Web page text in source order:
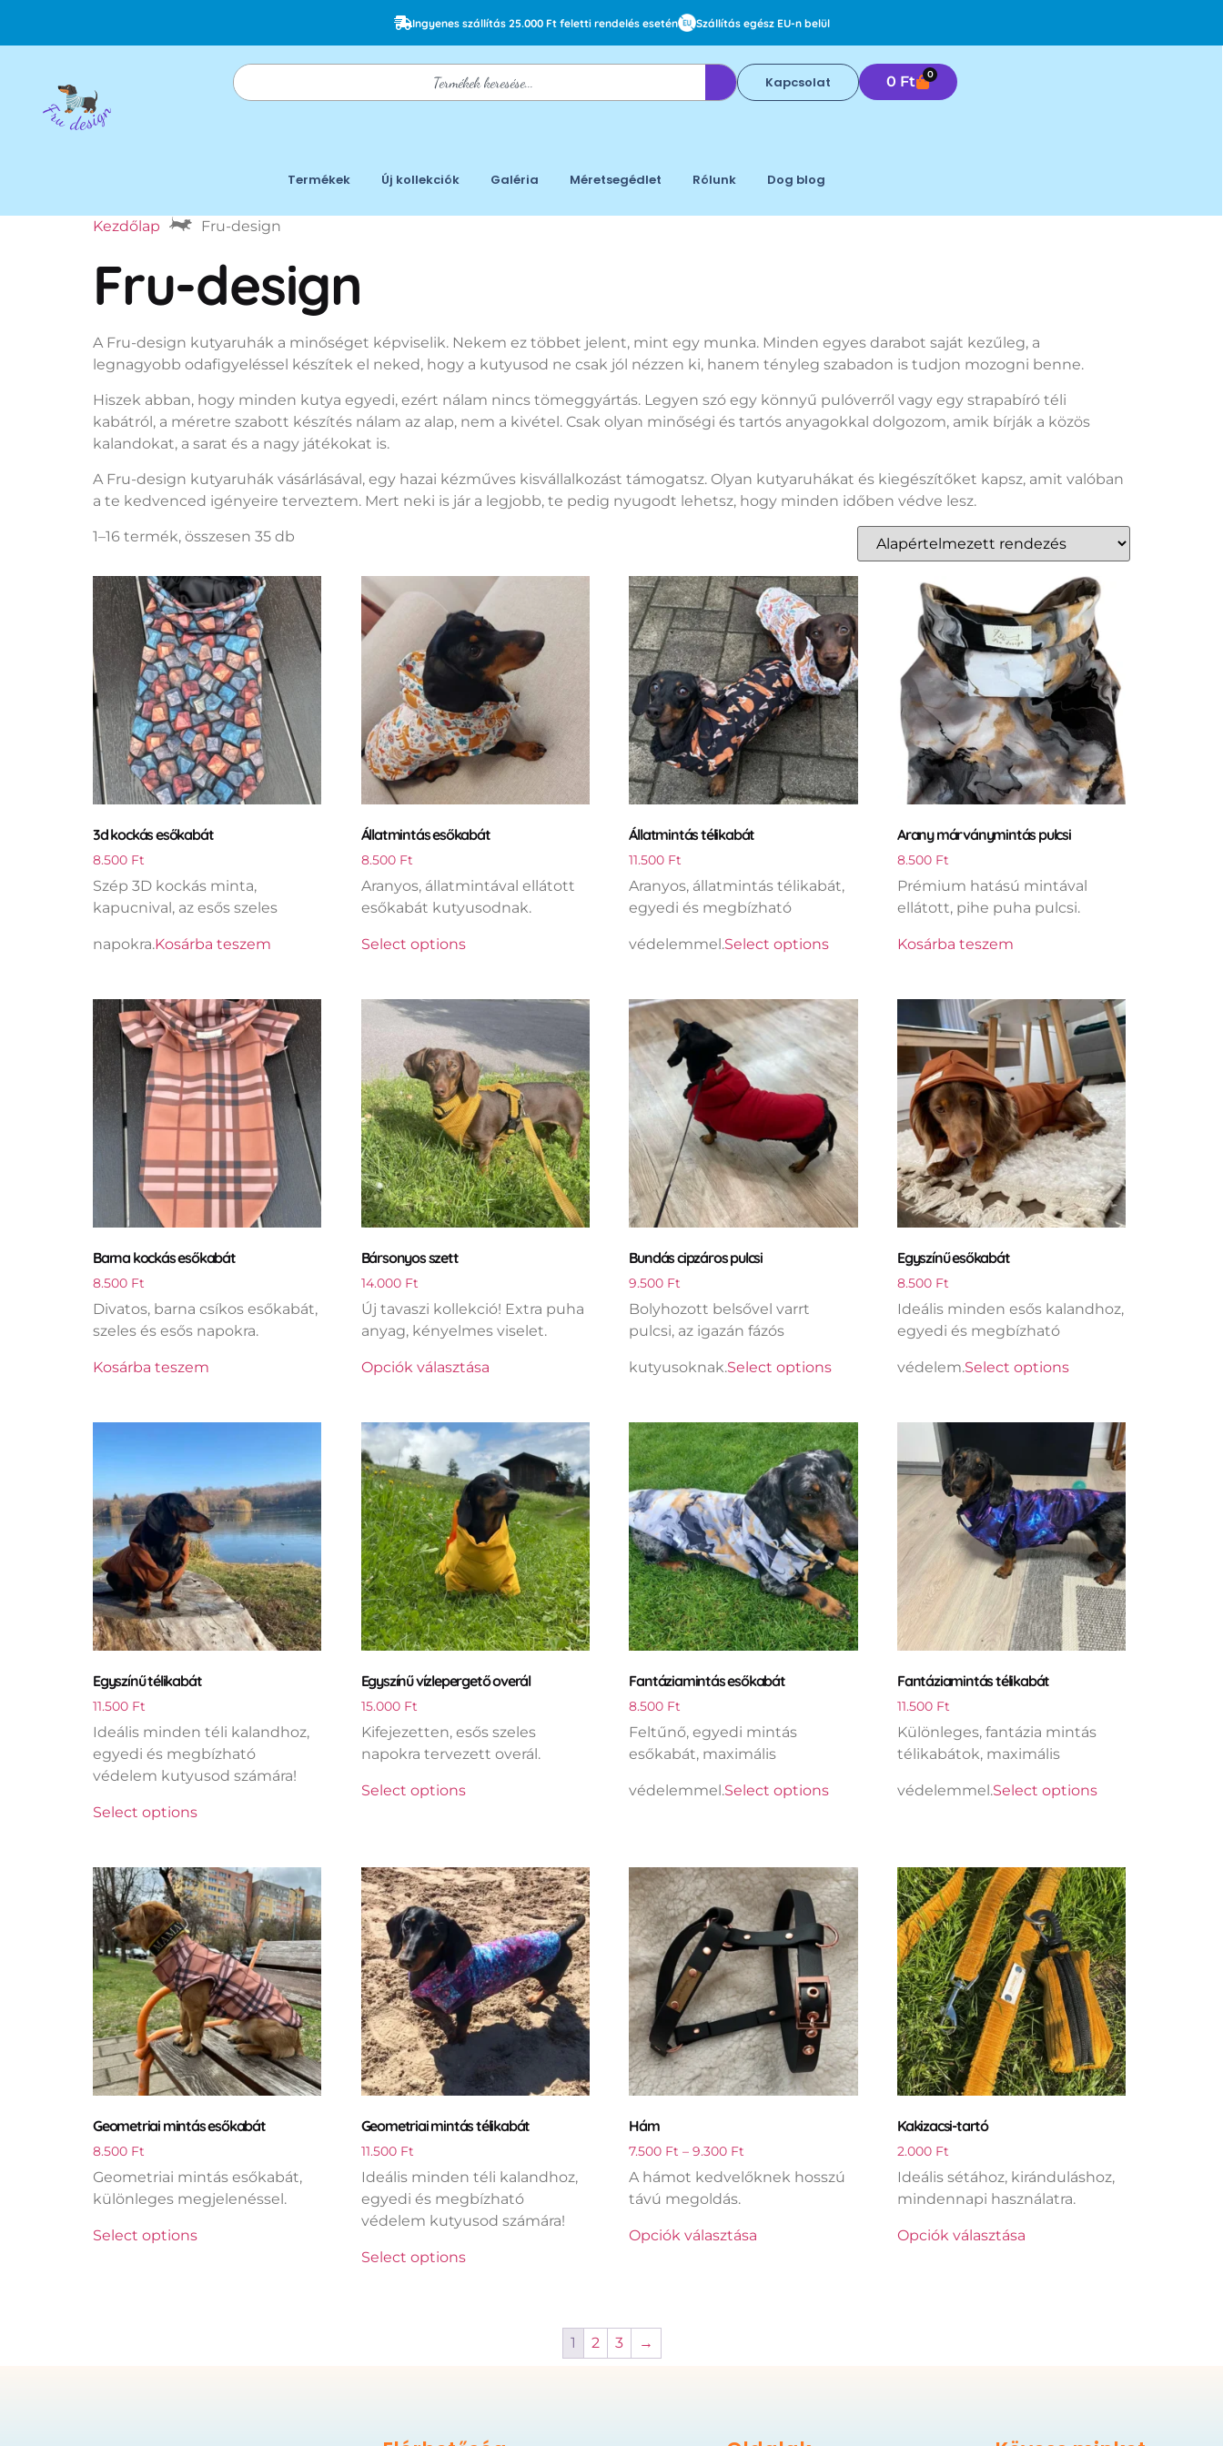
Ingyenes szállítás 25.000 Ft feletti rendelés esetén Szállítás egész EU-n belül
Kapcsolat 0 Ft 0
Termékek Új kollekciók Galéria Méretsegédlet Rólunk Dog blog
Kezdőlap Fru-design
Fru-design
A Fru-design kutyaruhák a minőséget képviselik. Nekem ez többet jelent, mint egy munka. Minden egyes darabot saját kezűleg, a
legnagyobb odafigyeléssel készítek el neked, hogy a kutyusod ne csak jól nézzen ki, hanem tényleg szabadon is tudjon mozogni benne.
Hiszek abban, hogy minden kutya egyedi, ezért nálam nincs tömeggyártás. Legyen szó egy könnyű pulóverről vagy egy strapabíró téli
kabátról, a méretre szabott készítés nálam az alap, nem a kivétel. Csak olyan minőségi és tartós anyagokkal dolgozom, amik bírják a közös
kalandokat, a sarat és a nagy játékokat is.
A Fru-design kutyaruhák vásárlásával, egy hazai kézműves kisvállalkozást támogatsz. Olyan kutyaruhákat és kiegészítőket kapsz, amit valóban
a te kedvenced igényeire terveztem. Mert neki is jár a legjobb, te pedig nyugodt lehetsz, hogy minden időben védve lesz.
1–16 termék, összesen 35 db
3d kockás esőkabát
8.500 Ft
Szép 3D kockás minta,
kapucnival, az esős szeles
napokra.Kosárba teszem
Állatmintás esőkabát
8.500 Ft
Aranyos, állatmintával ellátott
esőkabát kutyusodnak.
Select options
Állatmintás télikabát
11.500 Ft
Aranyos, állatmintás télikabát,
egyedi és megbízható
védelemmel.Select options
Arany márványmintás pulcsi
8.500 Ft
Prémium hatású mintával
ellátott, pihe puha pulcsi.
Kosárba teszem
Barna kockás esőkabát
8.500 Ft
Divatos, barna csíkos esőkabát,
szeles és esős napokra.
Kosárba teszem
Bársonyos szett
14.000 Ft
Új tavaszi kollekció! Extra puha
anyag, kényelmes viselet.
Opciók választása
Bundás cipzáros pulcsi
9.500 Ft
Bolyhozott belsővel varrt
pulcsi, az igazán fázós
kutyusoknak.Select options
Egyszínű esőkabát
8.500 Ft
Ideális minden esős kalandhoz,
egyedi és megbízható
védelem.Select options
Egyszínű télikabát
11.500 Ft
Ideális minden téli kalandhoz,
egyedi és megbízható
védelem kutyusod számára!
Select options
Egyszínű vízlepergető overál
15.000 Ft
Kifejezetten, esős szeles
napokra tervezett overál.
Select options
Fantáziamintás esőkabát
8.500 Ft
Feltűnő, egyedi mintás
esőkabát, maximális
védelemmel.Select options
Fantáziamintás télikabát
11.500 Ft
Különleges, fantázia mintás
télikabátok, maximális
védelemmel.Select options
Geometriai mintás esőkabát
8.500 Ft
Geometriai mintás esőkabát,
különleges megjelenéssel.
Select options
Geometriai mintás télikabát
11.500 Ft
Ideális minden téli kalandhoz,
egyedi és megbízható
védelem kutyusod számára!
Select options
Hám
7.500 Ft – 9.300 Ft
A hámot kedvelőknek hosszú
távú megoldás.
Opciók választása
Kakizacsi-tartó
2.000 Ft
Ideális sétához, kiránduláshoz,
mindennapi használatra.
Opciók választása
1 2 3 →